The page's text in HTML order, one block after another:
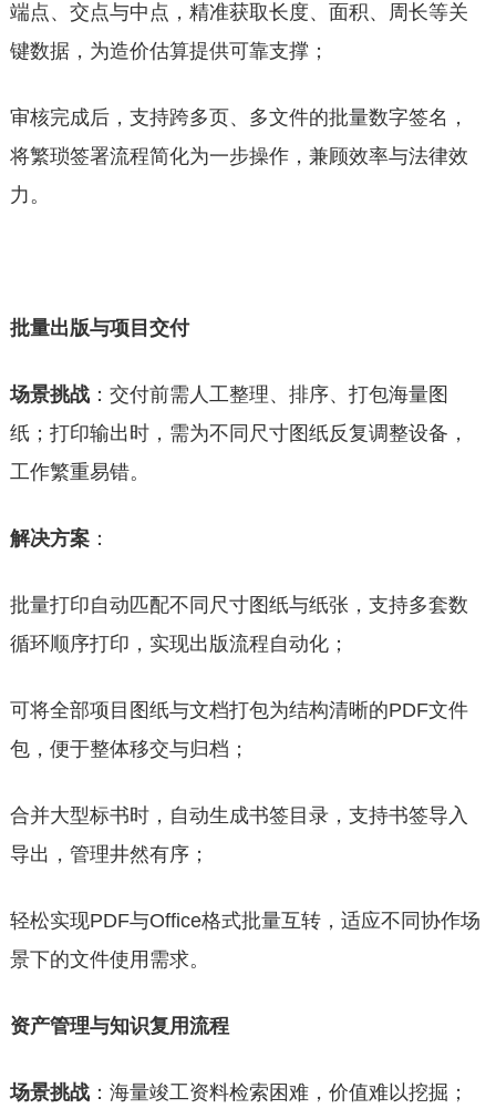
端点、交点与中点，精准获取长度、面积、周长等关
键数据，为造价估算提供可靠支撑；
审核完成后，支持跨多页、多文件的批量数字签名，
将繁琐签署流程简化为一步操作，兼顾效率与法律效
力。
批量出版与项目交付
场景挑战：交付前需人工整理、排序、打包海量图
纸；打印输出时，需为不同尺寸图纸反复调整设备，
工作繁重易错。
解决方案：
批量打印自动匹配不同尺寸图纸与纸张，支持多套数
循环顺序打印，实现出版流程自动化；
可将全部项目图纸与文档打包为结构清晰的PDF文件
包，便于整体移交与归档；
合并大型标书时，自动生成书签目录，支持书签导入
导出，管理井然有序；
轻松实现PDF与Office格式批量互转，适应不同协作场
景下的文件使用需求。
资产管理与知识复用流程
场景挑战：海量竣工资料检索困难，价值难以挖掘；